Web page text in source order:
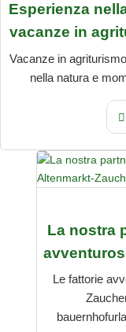
Esperienza
vacanze in
Vacanze in
nella natura e
La nostra
Le fattorie